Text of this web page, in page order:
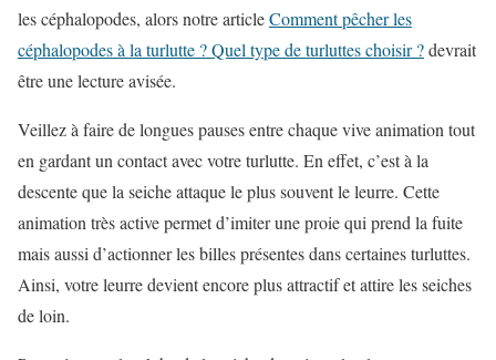
les céphalopodes, alors notre articleComment pêcher les
céphalopodes à la turlutte ? Quel type de turluttes choisir ?devrait
être une lecture avisée.
Veillez à faire de longues pauses entre chaque vive animation tout
en gardant un contact avec votre turlutte. En effet, c’est à la
descente que la seiche attaque le plus souvent le leurre. Cette
animation très active permet d’imiter une proie qui prend la fuite
mais aussi d’actionner les billes présentes dans certaines turluttes.
Ainsi, votre leurre devient encore plus attractif et attire les seiches
de loin.